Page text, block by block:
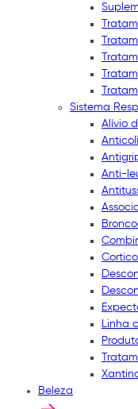
Sistema
Alívio
Anti-
Linha
Beleza